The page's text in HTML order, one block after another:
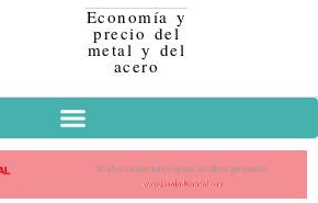
Economía y
precio del
metal y del
acero